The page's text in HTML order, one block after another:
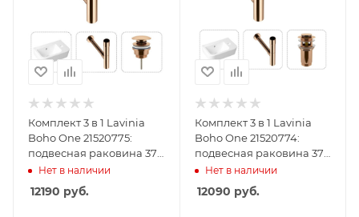
Комплект 3 в 1 Lavinia
Boho One 21520775:
подвесная раковина 37
см, металлический
сифон, донный клапан
Нет в наличии
12190 руб.
Комплект 3 в 1 Lavinia
Boho One 21520774:
подвесная раковина 37
см, металлический
сифон, донный клапан
Нет в наличии
12090 руб.